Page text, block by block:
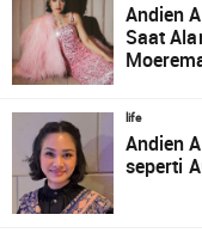
Andien
Saat
life
Andien
seperti